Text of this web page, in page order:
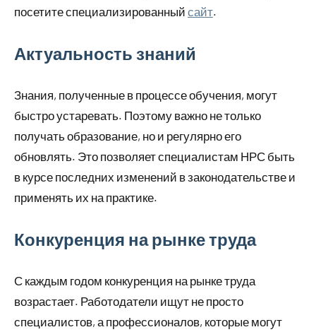
посетите специализированный сайт.
Актуальность знаний
Знания, полученные в процессе обучения, могут
быстро устаревать. Поэтому важно не только
получать образование, но и регулярно его
обновлять. Это позволяет специалистам НРС быть
в курсе последних изменений в законодательстве и
применять их на практике.
Конкуренция на рынке труда
С каждым годом конкуренция на рынке труда
возрастает. Работодатели ищут не просто
специалистов, а профессионалов, которые могут